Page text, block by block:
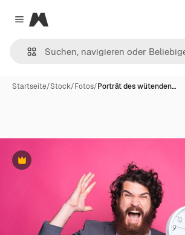
Close menu
Magnific
Startseite/Stock/Fotos/Porträt des wütenden…
Premium